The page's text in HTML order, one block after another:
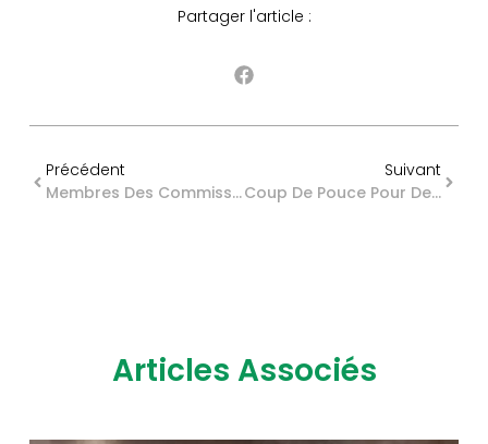
Partager l'article :
Précédent
Membres Des Commissions Paritaires Nationales : Salariés Protégés ?
Suivant
Coup De Pouce Pour Devenir Propriétaire : Tous Logés À La Même Enseigne ?
Articles Associés